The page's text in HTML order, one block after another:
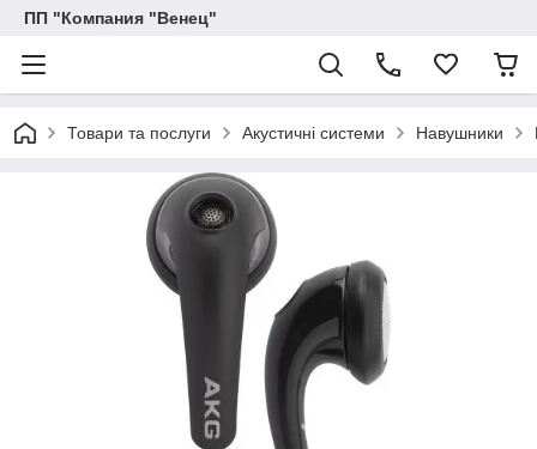
ПП "Компания "Венец"
Товари та послуги Акустичні системи Навушники